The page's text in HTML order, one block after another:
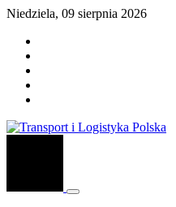
Niedziela, 09 sierpnia 2026